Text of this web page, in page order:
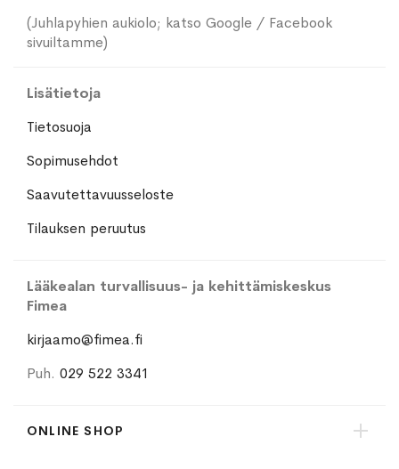
(Juhlapyhien aukiolo; katso Google / Facebook
sivuiltamme)
Lisätietoja
Tietosuoja
Sopimusehdot
Saavutettavuusseloste
Tilauksen peruutus
Lääkealan turvallisuus- ja kehittämiskeskus
Fimea
kirjaamo@fimea.fi
Puh. 029 522 3341
ONLINE SHOP